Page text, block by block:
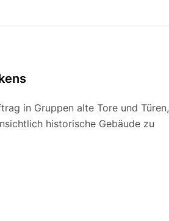
in Gruppen alte Tore und Türen,
historische Gebäude zu